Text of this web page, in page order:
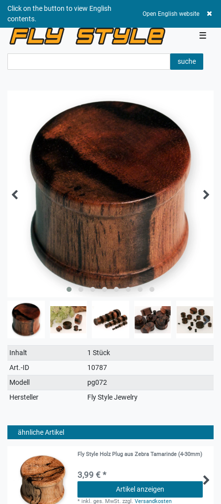
Click on the button to view English
contents.
Open English website
☰
suche
Technisches
Merkmal
Wert
Inhalt
1 Stück
Art.-ID
10787
Modell
pg072
Hersteller
Fly Style Jewelry
ähnliche Artikel
Fly Style Holz Plug aus Zebra Tamarinde (4-30mm)
3,99 € *
Artikel anzeigen
* inkl. ges. MwSt. zzgl.Versandkosten